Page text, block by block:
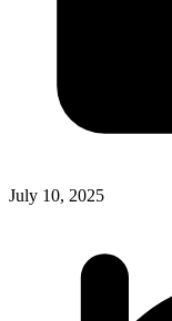
July 10, 2025